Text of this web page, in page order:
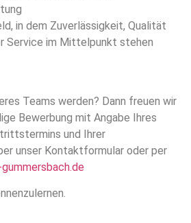
in dem Zuverlässigkeit, Qualität
Service im Mittelpunkt stehen
Teams werden? Dann freuen wir
Bewer­bung mit Angabe Ihres
und Ihrer
unser Kontaktformular oder per